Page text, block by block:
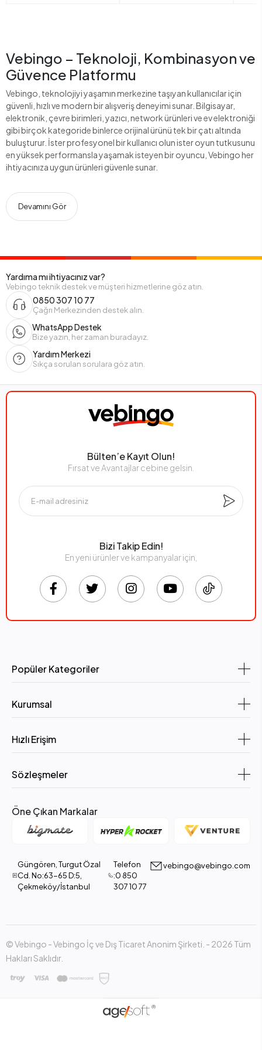
Vebingo – Teknoloji, Kombinasyon ve
Güvence Platformu
Vebingo, teknolojiyi yaşamın merkezine taşıyan kullanıcılar için
güvenli, hızlı ve modern bir alışveriş deneyimi sunar. Bilgisayar,
elektronik, çevre birimleri, yazıcı, network ürünleri ve ev elektroniği
gibi birçok kategoride binlerce orijinal ürünü tek bir çatı altında
buluşturur. İster profesyonel bir kullanıcı olun ister oyun tutkusunu
en yüksek performansla yaşamak isteyen bir oyuncu, Vebingo her
ihtiyacınıza uygun ürünleri güvenle sunar.
Devamını Gör
Yardıma mı ihtiyacınız var?
Vebingo teknik destek ve müşteri hizmetlerine göz atın.
0850 307 10 77
Çağrı Merkezinden destek alın.
WhatsApp Destek
Bize yazın, her zaman buradayız.
Yardım Merkezi
Sıkça sorulan sorulara göz atın.
Bülten’e Kayıt Olun!
Fırsat ve Avantajlar cebine gelsin.
Bizi Takip Edin!
En yeni ürünler ve kampanyalar için,
Popüler Kategoriler
Kurumsal
Hızlı Erişim
Sözleşmeler
Öne Çıkan Markalar
Güngören, Turgut Özal
Cd. No:63-65 D:5,
Çekmeköy/İstanbul
Telefon
:0 850
307 10 77
vebingo@vebingo.com
© Vebingo - Vebingo İç ve Dış Ticaret Anonim Şirketi. - 2026 Tüm
Hakları Saklıdır.